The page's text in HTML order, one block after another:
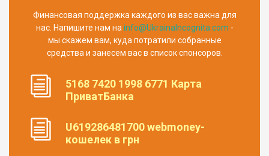
Финансовая поддержка каждого из вас важна для
нас. Напишите нам на info@UkrainaIncognita.com -
мы скажем вам, куда потратили собранные
средства и занесем вас в список спонсоров.
5168 7420 1998 6771 Карта
ПриватБанка
U619286481700 webmoney-
кошелек в грн